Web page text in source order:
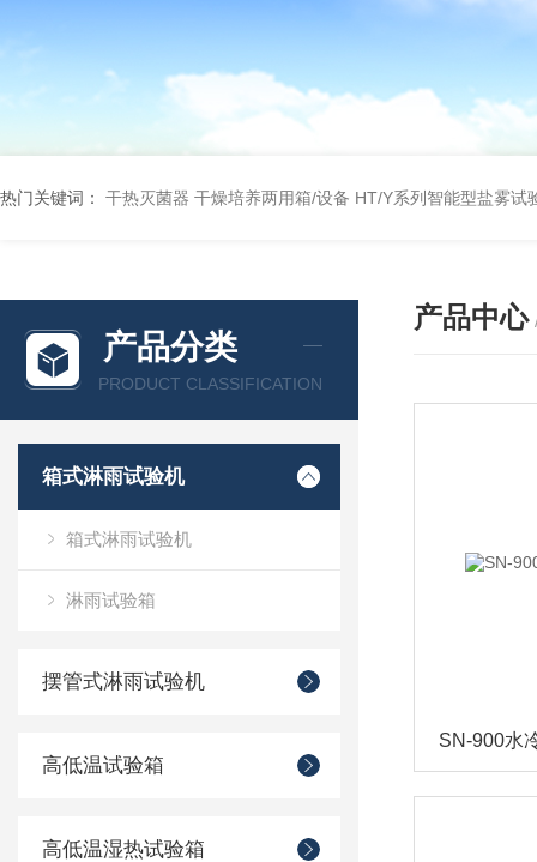
热门关键词： 干热灭菌器 干燥培养两用箱/设备 HT/Y系列智能型盐雾试
产品分类
PRODUCT CLASSIFICATION
箱式淋雨试验机
箱式淋雨试验机
淋雨试验箱
摆管式淋雨试验机
高低温试验箱
高低温湿热试验箱
产品中心
SN-900水